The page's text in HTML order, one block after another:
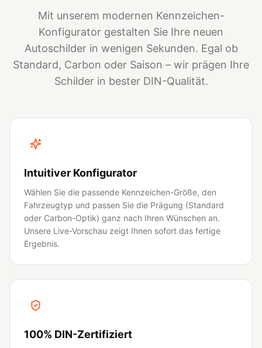
Mit unserem modernen Kennzeichen-
Konfigurator gestalten Sie Ihre neuen
Autoschilder in wenigen Sekunden. Egal ob
Standard, Carbon oder Saison – wir prägen Ihre
Schilder in bester DIN-Qualität.
Intuitiver Konfigurator
Wählen Sie die passende Kennzeichen-Größe, den
Fahrzeugtyp und passen Sie die Prägung (Standard
oder Carbon-Optik) ganz nach Ihren Wünschen an.
Unsere Live-Vorschau zeigt Ihnen sofort das fertige
Ergebnis.
100% DIN-Zertifiziert